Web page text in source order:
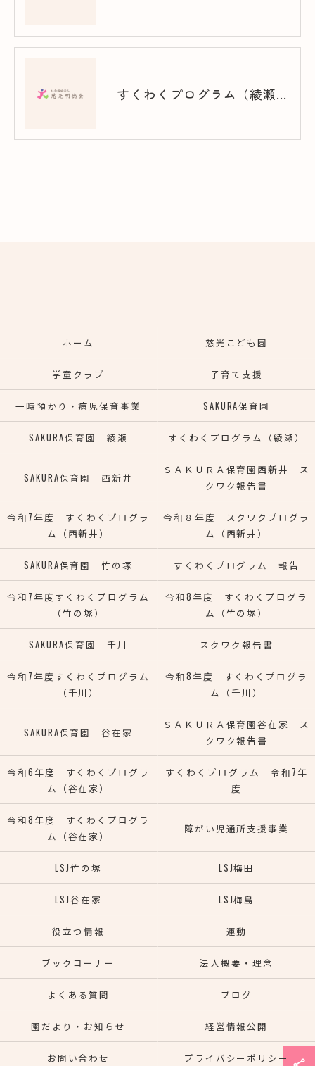
すくわくプログラム（綾瀬）
ホーム 慈光こども園
学童クラブ 子育て支援
一時預かり・病児保育事業 SAKURA保育園
SAKURA保育園 綾瀬 すくわくプログラム（綾瀬）
SAKURA保育園 西新井
ＳＡＫＵＲＡ保育園西新井 ス
クワク報告書
令和7年度 すくわくプログラ
ム（西新井）
令和８年度 スクワクプログラ
ム（西新井）
SAKURA保育園 竹の塚 すくわくプログラム 報告
令和7年度すくわくプログラム
（竹の塚）
令和8年度 すくわくプログラ
ム（竹の塚）
SAKURA保育園 千川 スクワク報告書
令和7年度すくわくプログラム
（千川）
令和8年度 すくわくプログラ
ム（千川）
SAKURA保育園 谷在家
ＳＡＫＵＲＡ保育園谷在家 ス
クワク報告書
令和6年度 すくわくプログラ
ム（谷在家）
すくわくプログラム 令和7年
度
令和8年度 すくわくプログラ
ム（谷在家）
障がい児通所支援事業
LSJ竹の塚 LSJ梅田
LSJ谷在家 LSJ梅島
役立つ情報 運動
ブックコーナー 法人概要・理念
よくある質問 ブログ
園だより・お知らせ 経営情報公開
お問い合わせ プライバシーポリシー